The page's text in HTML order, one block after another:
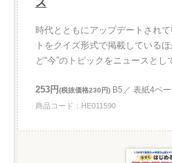
ス
時代とともにアップデートされ
トをクイズ形式で掲載している
ど“今”のトピックをニュースとし
253円(税抜価格230円) B5／ 表紙4ペ
商品コード：HE011590